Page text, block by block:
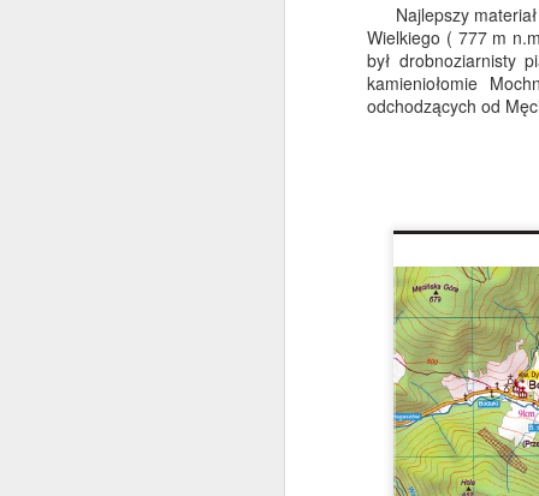
Najlepszy materiał
Wielkiego ( 777 m
był drobnoziarnisty
kamieniołomie
odchodzących od